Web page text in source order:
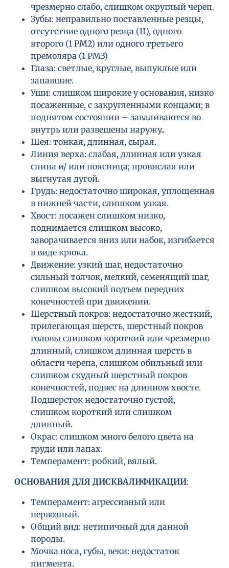
чрезмерно слабо, слишком округлый череп.
Зубы: неправильно поставленные резцы,
отсутствие одного резца (1I), одного
второго (1 РМ2) или одного третьего
премоляра (1 РМ3)
Глаза: светлые, круглые, выпуклые или
запавшие.
Уши: слишком широкие у основания, низко
посаженные, с закругленными концами; в
поднятом состоянии – заваливаются во
внутрь или развешены наружу..
Шея: тонкая, длинная, сырая.
Линия верха: слабая, длинная или узкая
спина и/ или поясница; провислая или
выгнутая дугой.
Грудь: недостаточно широкая, уплощенная
в нижней части, слишком узкая.
Хвост: посажен слишком низко,
поднимается слишком высоко,
заворачивается вниз или набок, изгибается
в виде крюка.
Движение: узкий шаг, недостаточно
сильный толчок, мелкий, семенящий шаг,
слишком высокий подъем передних
конечностей при движении.
Шерстный покров: недостаточно жесткий,
прилегающая шерсть, шерстный покров
головы слишком короткий или чрезмерно
длинный, слишком длинная шерсть в
области черепа, слишком обильный или
слишком скудный шерстный покров
конечностей, подвес на длинном хвосте.
Подшерсток недостаточно густой,
слишком короткий или слишком
длинный.
Окрас: слишком много белого цвета на
груди или лапах.
Темперамент: робкий, вялый.
ОСНОВАНИЯ ДЛЯ ДИСКВАЛИФИКАЦИИ:
Темперамент: агрессивный или
нервозный.
Общий вид: нетипичный для данной
породы.
Мочка носа, губы, веки: недостаток
пигмента.